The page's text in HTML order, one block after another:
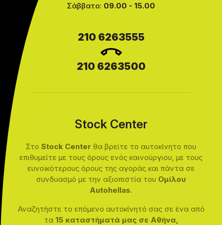
Σάββατο: 09.00 - 15.00
210 6263555
210 6263500
Stock Center
Στο Stock Center θα βρείτε το αυτοκίνητο που
επιθυμείτε με τους όρους ενός καινούργιου, με τους
ευνοϊκότερους όρους της αγοράς και πάντα σε
συνδυασμό με την αξιοπιστία του Ομίλου
Autohellas.
Αναζητήστε το επόμενο αυτοκίνητό σας σε ένα από
τα 15 καταστήματά μας σε Αθήνα,